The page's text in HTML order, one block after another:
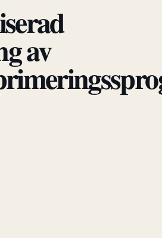
av